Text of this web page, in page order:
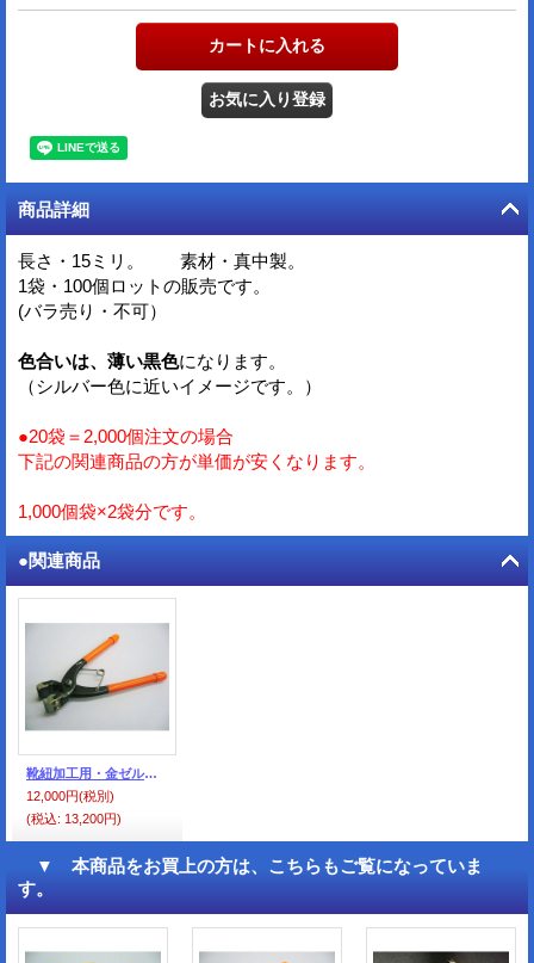
商品詳細
長さ・15ミリ。 素材・真中製。
1袋・100個ロットの販売です。
(バラ売り・不可）
色合いは、薄い黒色になります。
（シルバー色に近いイメージです。）
●20袋＝2,000個注文の場合
下記の関連商品の方が単価が安くなります。
1,000個袋×2袋分です。
●関連商品
靴紐加工用・金ゼル・ペンチ
12,000円(税別)
(税込: 13,200円)
▼ 本商品をお買上の方は、こちらもご覧になっていま
す。